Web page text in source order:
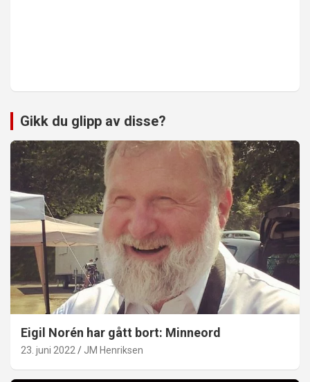
Gikk du glipp av disse?
Eigil Norén har gått bort: Minneord
23. juni 2022 JM Henriksen